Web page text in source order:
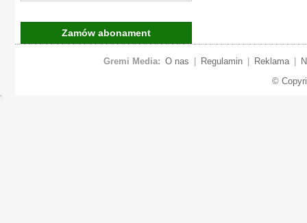
Zamów abonament
Gremi Media: O nas Regulamin Reklama
©